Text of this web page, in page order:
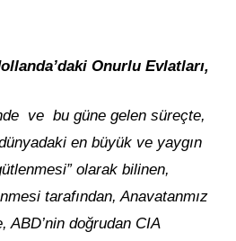
Onurlu Evlatları,
ve bu güne gelen süreçte,
en büyük ve yaygın
olarak bilinen,
tarafından, Anavatanmız
ABD’nin doğrudan CIA